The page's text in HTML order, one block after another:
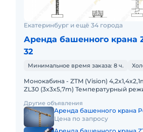
Екатеринбург и ещё 34 города
Аренда башенного крана
32
Минимальное время заказа: 8 ч.
Монокабина - ZTM (Vision)
ZL30 (3x3x5,7m) Температурный
Другие объявления
Аренда башенного крана
Цена по запросу